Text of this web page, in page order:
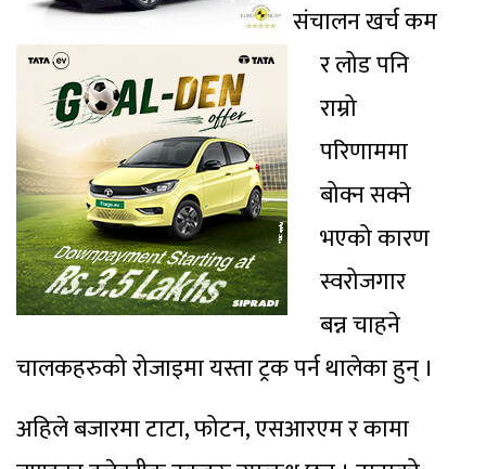
संचालन खर्च कम
र लोड पनि
राम्रो
परिणाममा
बोक्न सक्ने
भएको कारण
स्वरोजगार
बन्न चाहने
चालकहरुको रोजाइमा यस्ता ट्रक पर्न थालेका हुन् ।
अहिले बजारमा टाटा, फोटन, एसआरएम र कामा